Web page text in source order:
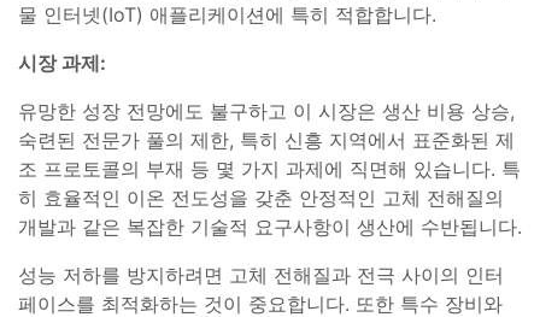
물 인터넷(IoT) 애플리케이션에 특히 적합합니다.
시장 과제:
유망한 성장 전망에도 불구하고 이 시장은 생산 비용 상승,
숙련된 전문가 풀의 제한, 특히 신흥 지역에서 표준화된 제
조 프로토콜의 부재 등 몇 가지 과제에 직면해 있습니다. 특
히 효율적인 이온 전도성을 갖춘 안정적인 고체 전해질의
개발과 같은 복잡한 기술적 요구사항이 생산에 수반됩니다.
성능 저하를 방지하려면 고체 전해질과 전극 사이의 인터
페이스를 최적화하는 것이 중요합니다. 또한 특수 장비와